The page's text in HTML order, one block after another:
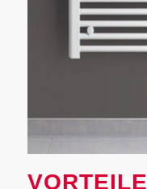
VORTEILE